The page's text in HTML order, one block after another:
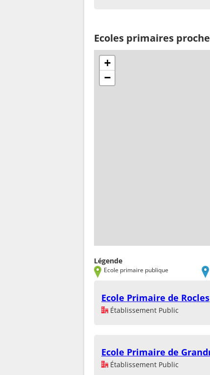
Ecoles primaires
+
−
Légende
Ecole primaire publique
Ecole Primaire de Rocles
Établissement Public
Ecole Primaire de
Établissement Public